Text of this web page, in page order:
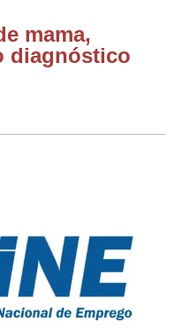
mama,
diagnóstico